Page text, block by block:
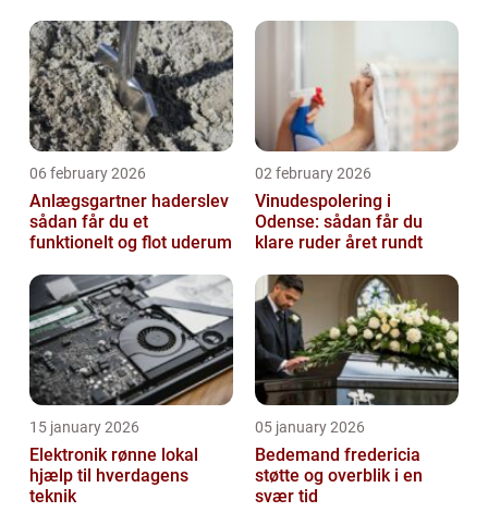
06 february 2026
Anlægsgartner haderslev
sådan får du et
funktionelt og flot uderum
02 february 2026
Vinudespolering i
Odense: sådan får du
klare ruder året rundt
15 january 2026
Elektronik rønne lokal
hjælp til hverdagens
teknik
05 january 2026
Bedemand fredericia
støtte og overblik i en
svær tid